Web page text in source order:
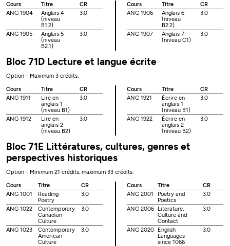
Cours
Titre
CR
ANG 1904
Anglais 4
(niveau
B1.2)
3.0
ANG 1905
Anglais 5
(niveau
B2.1)
3.0
Cours Titre
CR
ANG 1906
Anglais 6
(niveau
B2.2)
3.0
ANG 1907
Anglais 7
(niveau C1)
3.0
Bloc 71D Lecture et langue écrite
Option - Maximum 3 crédits.
Cours
Titre
CR
ANG 1911
Lire en
anglais 1
(niveau B1)
3.0
ANG 1912
Lire en
anglais 2
(niveau B2)
3.0
Cours Titre
CR
ANG 1921
Écrire en
anglais 1
(niveau B1)
3.0
ANG 1922
Écrire en
anglais 2
(niveau B2)
3.0
Bloc 71E Littératures, cultures, genres et
perspectives historiques
Option - Minimum 21 crédits, maximum 33 crédits.
Cours
Titre
CR
ANG 1001
Reading
Poetry
3.0
ANG 1022
Contemporary
Canadian
Culture
3.0
ANG 1023
Contemporary
American
Culture
3.0
Cours Titre
CR
ANG 2001
Poetry and
Poetics
3.0
ANG 2006
Literature,
Culture and
Contact
3.0
ANG 2020
English
Languages
since 1066
3.0